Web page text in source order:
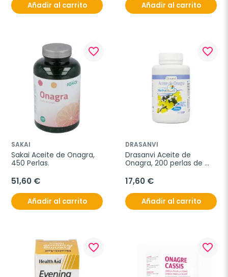
Añadir al carrito Añadir al carrito
favorite_border
SAKAI
Sakai Aceite de Onagra,
450 Perlas.
51,60 €
Añadir al carrito
favorite_border
DRASANVI
Drasanvi Aceite de
Onagra, 200 perlas de
17,60 €
Añadir al carrito
favorite_border favorite_border